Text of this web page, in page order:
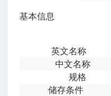
基本信息
英文名称
中文名称
规格
储存条件